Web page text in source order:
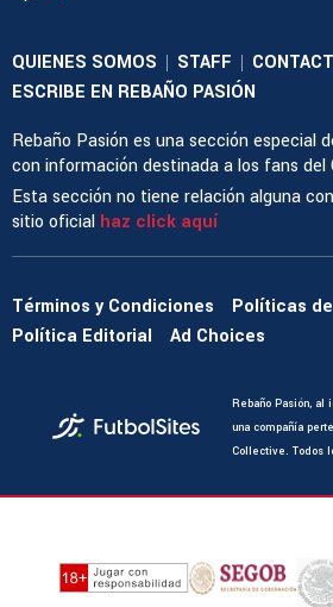
QUIENES SOMOS | STAFF |
ESCRIBE EN REBAÑO PASIÓN
Rebaño Pasión es una sección especial
con información destinada a los fans del
Esta sección no tiene relación alguna
sitio oficial haz click aquí
Términos y Condiciones
Políticas
Política Editorial
Ad Choices
Rebaño Pasión, al
una compañía
Collective. Todos